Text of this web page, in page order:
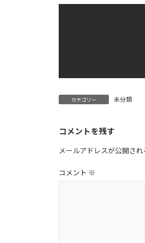
カテゴリー 未分類
コメントを残す
メールアドレスが公開され
コメント ※